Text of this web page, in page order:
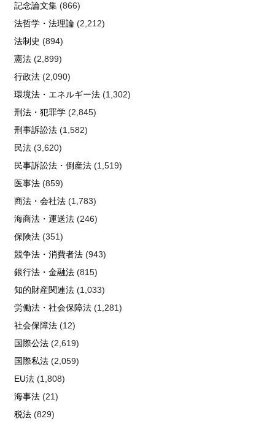
記念論文集(866)
法哲学・法理論(2,212)
法制史 (894)
憲法(2,899)
行政法(2,090)
環境法・エネルギー法(1,302)
刑法・犯罪学(2,845)
刑事訴訟法(1,582)
民法(3,620)
民事訴訟法・倒産法(1,519)
医事法(859)
商法・会社法(1,783)
海商法・運送法(246)
保険法(351)
競争法・消費者法(943)
銀行法・金融法(815)
知的財産関連法(1,033)
労働法・社会保障法(1,281)
社会保障法(12)
国際公法(2,619)
国際私法(2,059)
EU法(1,808)
海事法(21)
税法(829)